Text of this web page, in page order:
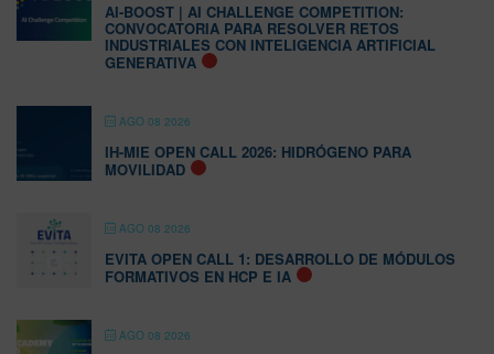
AI-BOOST | AI CHALLENGE COMPETITION:
CONVOCATORIA PARA RESOLVER RETOS
INDUSTRIALES CON INTELIGENCIA ARTIFICIAL
GENERATIVA
AGO 08 2026
IH-MIE OPEN CALL 2026: HIDRÓGENO PARA
MOVILIDAD
AGO 08 2026
EVITA OPEN CALL 1: DESARROLLO DE MÓDULOS
FORMATIVOS EN HCP E IA
AGO 08 2026